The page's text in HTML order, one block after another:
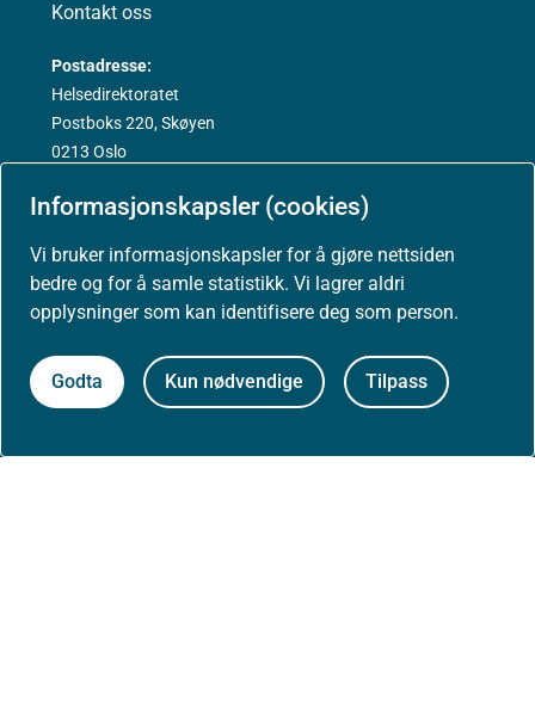
Informasjonskapsler (cookies)
Vi bruker informasjonskapsler for å gjøre nettsiden
bedre og for å samle statistikk. Vi lagrer aldri
opplysninger som kan identifisere deg som person.
Godta Kun nødvendige Tilpass
Kontakt oss
Postadresse:
Helsedirektoratet
Postboks 220, Skøyen
0213 Oslo
Aktuelt
Nyheter
Arrangementer